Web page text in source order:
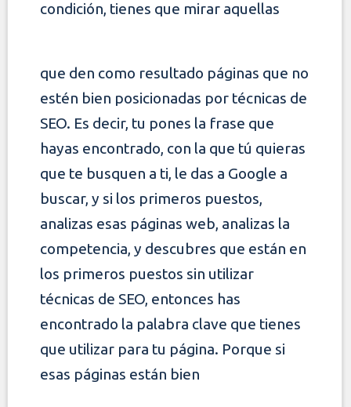
condición, tienes que mirar aquellas
que den como resultado páginas que no
estén bien posicionadas por técnicas de
SEO. Es decir, tu pones la frase que
hayas encontrado, con la que tú quieras
que te busquen a ti, le das a Google a
buscar, y si los primeros puestos,
analizas esas páginas web, analizas la
competencia, y descubres que están en
los primeros puestos sin utilizar
técnicas de SEO, entonces has
encontrado la palabra clave que tienes
que utilizar para tu página. Porque si
esas páginas están bien